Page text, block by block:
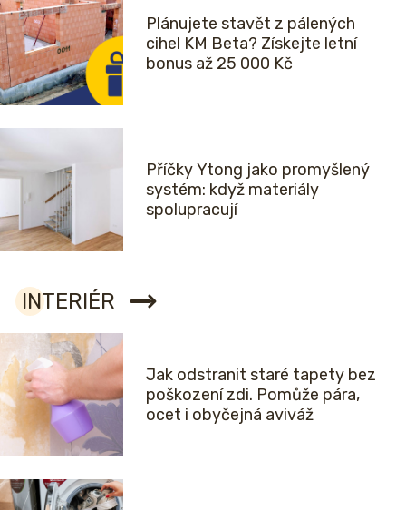
Plánujete stavět z pálených
cihel KM Beta? Získejte letní
bonus až 25 000 Kč
Příčky Ytong jako promyšlený
systém: když materiály
spolupracují
INTERIÉR
Jak odstranit staré tapety bez
poškození zdi. Pomůže pára,
ocet i obyčejná aviváž